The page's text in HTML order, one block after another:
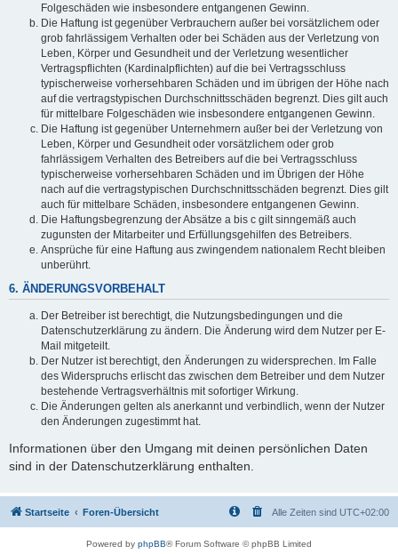
Folgeschäden wie insbesondere entgangenen Gewinn.
Die Haftung ist gegenüber Verbrauchern außer bei vorsätzlichem oder
grob fahrlässigem Verhalten oder bei Schäden aus der Verletzung von
Leben, Körper und Gesundheit und der Verletzung wesentlicher
Vertragspflichten (Kardinalpflichten) auf die bei Vertragsschluss
typischerweise vorhersehbaren Schäden und im übrigen der Höhe nach
auf die vertragstypischen Durchschnittsschäden begrenzt. Dies gilt auch
für mittelbare Folgeschäden wie insbesondere entgangenen Gewinn.
Die Haftung ist gegenüber Unternehmern außer bei der Verletzung von
Leben, Körper und Gesundheit oder vorsätzlichem oder grob
fahrlässigem Verhalten des Betreibers auf die bei Vertragsschluss
typischerweise vorhersehbaren Schäden und im Übrigen der Höhe
nach auf die vertragstypischen Durchschnittsschäden begrenzt. Dies gilt
auch für mittelbare Schäden, insbesondere entgangenen Gewinn.
Die Haftungsbegrenzung der Absätze a bis c gilt sinngemäß auch
zugunsten der Mitarbeiter und Erfüllungsgehilfen des Betreibers.
Ansprüche für eine Haftung aus zwingendem nationalem Recht bleiben
unberührt.
6. ÄNDERUNGSVORBEHALT
Der Betreiber ist berechtigt, die Nutzungsbedingungen und die
Datenschutzerklärung zu ändern. Die Änderung wird dem Nutzer per E-
Mail mitgeteilt.
Der Nutzer ist berechtigt, den Änderungen zu widersprechen. Im Falle
des Widerspruchs erlischt das zwischen dem Betreiber und dem Nutzer
bestehende Vertragsverhältnis mit sofortiger Wirkung.
Die Änderungen gelten als anerkannt und verbindlich, wenn der Nutzer
den Änderungen zugestimmt hat.
Informationen über den Umgang mit deinen persönlichen Daten
sind in der Datenschutzerklärung enthalten.
Startseite Foren-Übersicht Alle Zeiten sind UTC+02:00
Powered by phpBB® Forum Software © phpBB Limited